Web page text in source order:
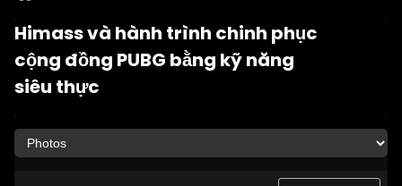
Himass và hành trình chinh phục
cộng đồng PUBG bằng kỹ năng
siêu thực